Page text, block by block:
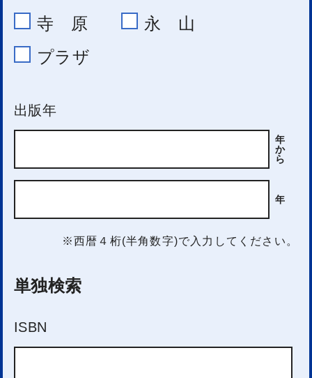
寺 原
永 山
プラザ
出版年
年
か
ら
年
※西暦４桁(半角数字)で入力してください。
単独検索
ISBN